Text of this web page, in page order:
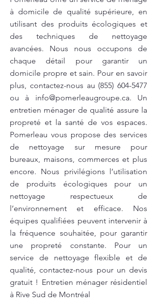
à domicile de qualité supérieure, en
utilisant des produits écologiques et
des techniques de nettoyage
avancées. Nous nous occupons de
chaque détail pour garantir un
domicile propre et sain. Pour en savoir
plus, contactez-nous au (855) 604-5477
ou à info@pomerleaugroupe.ca. Un
entretien ménager de qualité assure la
propreté et la santé de vos espaces.
Pomerleau vous propose des services
de nettoyage sur mesure pour
bureaux, maisons, commerces et plus
encore. Nous privilégions l’utilisation
de produits écologiques pour un
nettoyage respectueux de
l’environnement et efficace. Nos
équipes qualifiées peuvent intervenir à
la fréquence souhaitée, pour garantir
une propreté constante. Pour un
service de nettoyage flexible et de
qualité, contactez-nous pour un devis
gratuit ! Entretien ménager résidentiel
à Rive Sud de Montréal